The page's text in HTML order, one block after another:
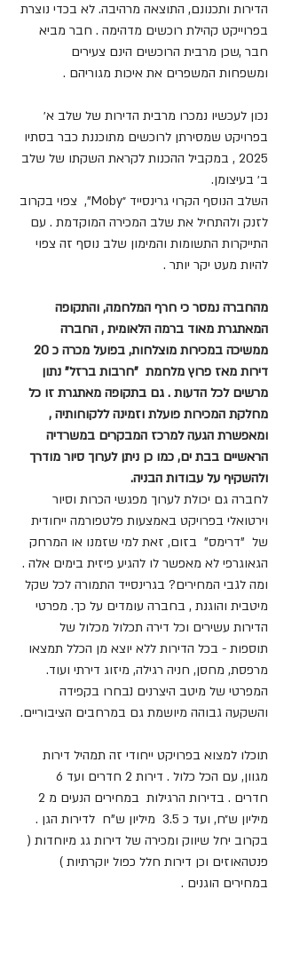
הדירות ותכנונם, התוצאה מרהיבה. לא בכדי נוצרת
בפרוייקט קהילת רוכשים מדהימה . חבר מביא
חבר ,שכן מרבית הרוכשים הינם צעירים
ומשפחות המשפרים את איכות מגוריהם .
נכון לעכשיו נמכרו מרבית הדירות של שלב א׳
בפרויקט שמסירתן לרוכשים מתוכננת כבר בסתיו
2025 , במקביל ההכנות לקראת השקתו של שלב
ב׳ בעיצומן.
השלב הנוסף הקרוי גרינסייד ״Moby",  צפוי בקרוב
לזנק ולהתחיל את שלב המכירה המוקדמת . עם
התייקרות התשומות והמימון שלב נוסף זה צפוי
להיות מעט יקר יותר .
מהחברה נמסר כי חרף המלחמה, והתקופה
המאתגרת מאוד ברמה הלאומית , החברה
דירות מאז פרוץ מלחמת  "חרבות ברזל" נתון
מרשים לכל הדעות . גם בתקופה מאתגרת זו כל
מחלקת המכירות פועלת וזמינה ללקוחותיה ,
ומאפשרת הגעה למרכז המבקרים במשרדיה
הראשיים בבת ים, כמו כן ניתן לערוך סיור מודרך
ולהשקיף על עבודות הבניה.
לחברה גם יכולת לערוך מפגשי הכרות וסיור
וירטואלי בפרויקט באמצעות פלטפורמה ייחודית
של  "דרימס"  בזום, זאת למי שזמנו או המרחק
הגאוגרפי לא מאפשר לו להגיע פיזית בימים אלה .
ומה לגבי המחירים? בגרינסייד התמורה לכל שקל
מיטבית והוגנת , בחברה עומדים על כך. מפרטי
הדירות עשירים וכל דירה תכלול מכלול של
תוספות - בכל הדירות ללא יוצא מן הכלל תמצאו
מרפסת, מחסן, חניה רגילה, מיזוג דירתי ועוד.
המפרטי של מיטב היצרנים נבחרו בקפידה
והשקעה גבוהה מיושמת גם במרחבים הציבוריים.
תוכלו למצוא בפרויקט ייחודי זה תמהיל דירות
מיליון ש״ח, ועד כ 3.5  מיליון ש"ח  לדירות הגן .
בקרוב יחל שיווק ומכירה של דירות גג מיוחדות (
פנטהאוזים וכן דירות חלל כפול יוקרתיות )
במחירים הוגנים .